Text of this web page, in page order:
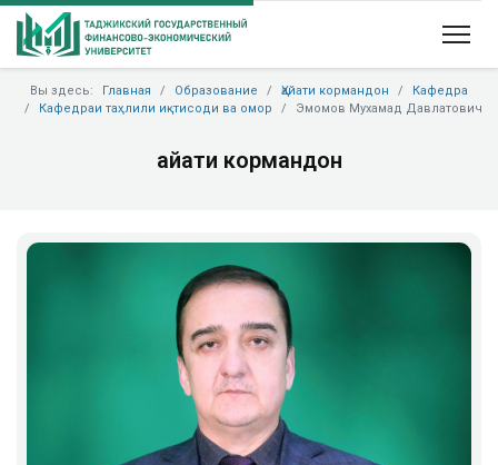
Вы здесь: Главная Образование Ҳайати кормандон
Кафедра
Кафедраи таҳлили иқтисоди ва омор
Эмомов Мухамад Давлатович
Ҳайати кормандон